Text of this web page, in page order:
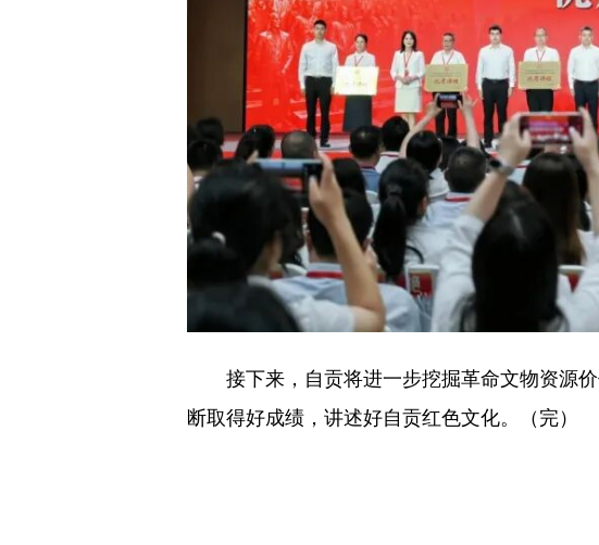
接下来，自贡将进一步挖掘革命文物资源
断取得好成绩，讲述好自贡红色文化。（完）